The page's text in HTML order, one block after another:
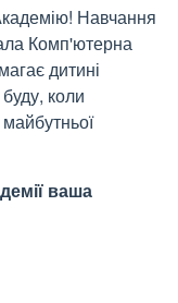
Навчання
Комп'ютерна
дитині
коли
ваша